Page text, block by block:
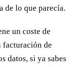
de lo que parecía.
un coste de
facturación de
datos, si ya sabes